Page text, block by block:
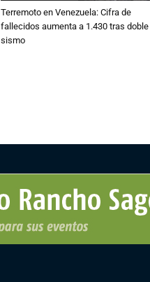
Terremoto en Venezuela: Cifra de
fallecidos aumenta a 1.430 tras doble
sismo